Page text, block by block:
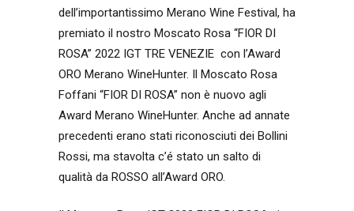
dell’importantissimo Merano Wine Festival, ha
premiato il nostro Moscato Rosa “FIOR DI
ROSA” 2022 IGT TRE VENEZIE con l’Award
ORO Merano WineHunter. Il Moscato Rosa
Foffani “FIOR DI ROSA” non è nuovo agli
Award Merano WineHunter. Anche ad annate
precedenti erano stati riconosciuti dei Bollini
Rossi, ma stavolta c’é stato un salto di
qualità da ROSSO all’Award ORO.